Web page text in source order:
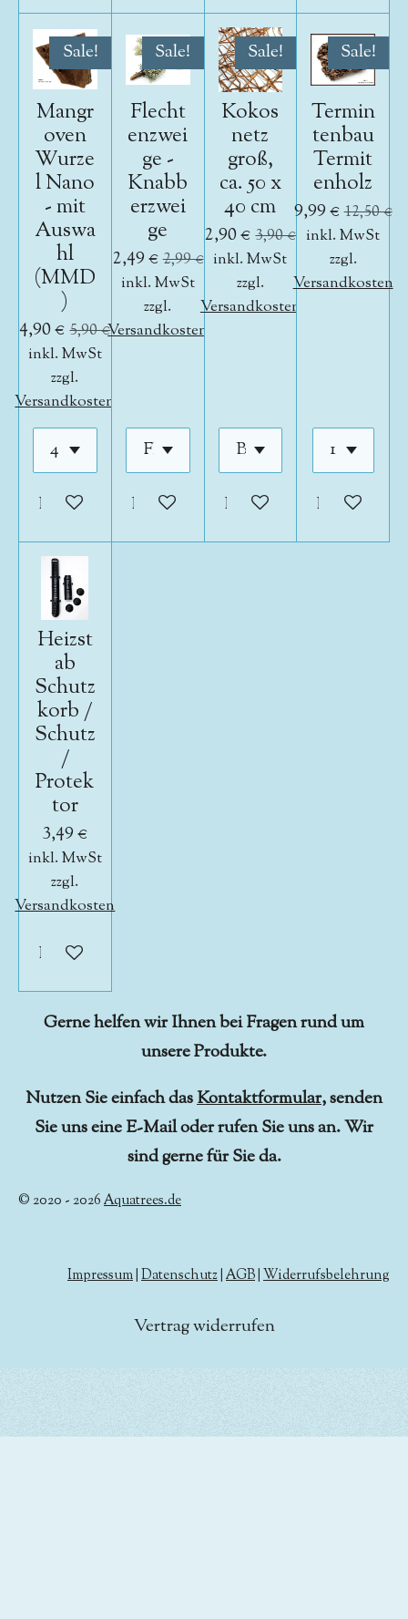
Sale!
Mangr
oven
Wurze
l Nano
- mit
Auswa
hl
(MMD
)
4,90 € 5,90 €
inkl. MwSt
zzgl.
Versandkosten
In den Warenkorb
Sale!
Flecht
enzwei
ge -
Knabb
erzwei
ge
2,49 €2,99 €
inkl. MwSt
zzgl.
Versandkosten
In den Warenkorb
Sale!
Kokos
netz
groß,
ca. 50 x
40 cm
2,90 € 3,90 €
inkl. MwSt
zzgl.
Versandkosten
In den Warenkorb
Sale!
Termin
tenbau
Termit
enholz
9,99 €12,50 €
inkl. MwSt
zzgl.
Versandkosten
In den
Heizst
ab
Schutz
korb /
Schutz
/
Protek
tor
3,49 €
inkl. MwSt
zzgl.
Versandkosten
In den Warenkorb
Gerne helfen wir Ihnen bei Fragen rund um
unsere Produkte.
Nutzen Sie einfach dasKontaktformular, senden
Sie uns eine E-Mail oder rufen Sie uns an. Wir
sind gerne für Sie da.
© 2020 - 2026Aquatrees.de
Impressum Datenschutz AGB Widerrufsbelehrung
Vertrag widerrufen